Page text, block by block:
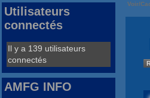
Voir/
Utilisateurs
connectés
Il y a 139 utilisateurs
connectés
AMFG INFO